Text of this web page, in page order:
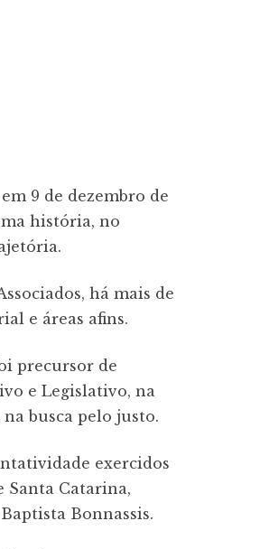
9 de dezembro de
história, no
há mais de
e áreas afins.
precursor de
e Legislativo, na
busca pelo justo.
exercidos
Santa Catarina,
Bonnassis.